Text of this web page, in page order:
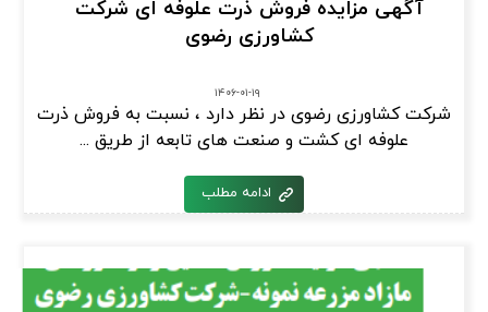
آگهی مزایده فروش ذرت علوفه ای شرکت
کشاورزی رضوی
۱۴۰۶-۰۱-۱۹
شرکت کشاورزی رضوی در نظر دارد ، نسبت به فروش ذرت
علوفه ای کشت و صنعت های تابعه از طریق ...
ادامه مطلب